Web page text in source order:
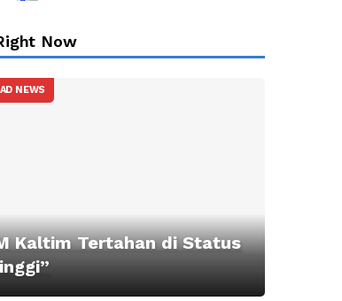
Now
NEWS
Kaltim Tertahan di Status